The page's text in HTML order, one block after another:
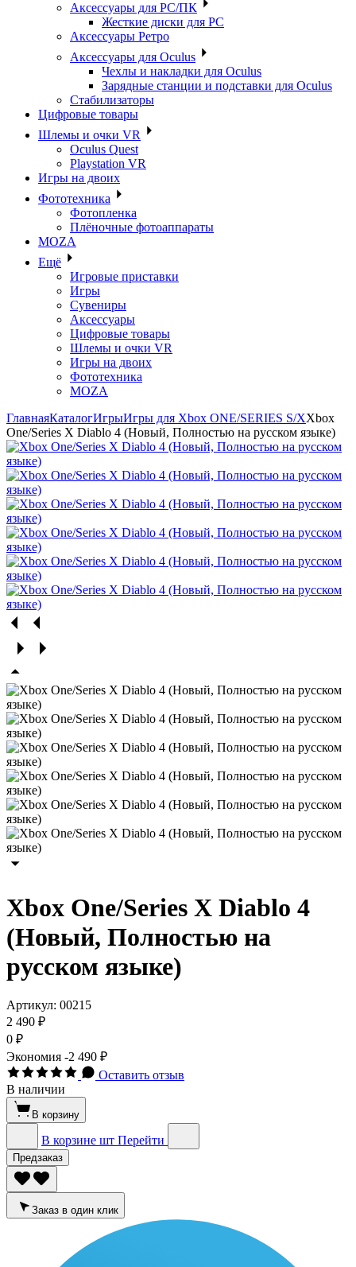
Аксессуары для PC/ПК
Жесткие диски для PC
Аксессуары Ретро
Аксессуары для Oculus
Чехлы и накладки для Oculus
Зарядные станции и подставки для Oculus
Стабилизаторы
Цифровые товары
Шлемы и очки VR
Oculus Quest
Playstation VR
Игры на двоих
Фототехника
Фотопленка
Плёночные фотоаппараты
MOZA
Ещё
Игровые приставки
Игры
Сувениры
Аксессуары
Цифровые товары
Шлемы и очки VR
Игры на двоих
Фототехника
MOZA
ГлавнаяКаталогИгрыИгры для Xbox ONE/SERIES S/XXbox
One/Series X Diablo 4 (Новый, Полностью на русском языке)
Xbox One/Series X Diablo 4
(Новый, Полностью на
русском языке)
Артикул: 00215
2 490 ₽
0 ₽
Экономия -2 490 ₽
Оставить отзыв
В наличии
В корзину
В корзине шт Перейти
Предзаказ
Заказ в один клик